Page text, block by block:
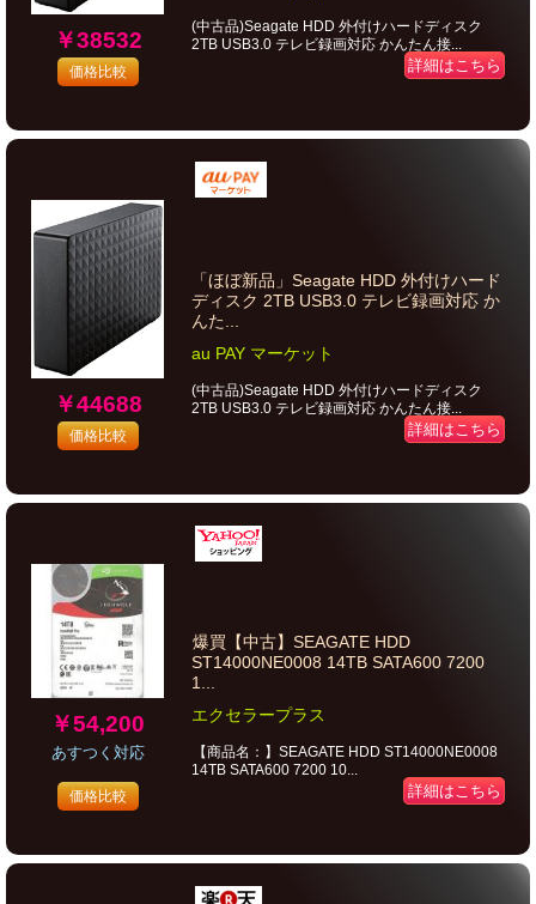
￥38532
価格比較
(中古品)Seagate HDD 外付けハードディスク
2TB USB3.0 テレビ録画対応 かんたん接...
詳細はこちら
￥44688
価格比較
「ほぼ新品」Seagate HDD 外付けハード
ディスク 2TB USB3.0 テレビ録画対応 か
んた...
au PAY マーケット
(中古品)Seagate HDD 外付けハードディスク
2TB USB3.0 テレビ録画対応 かんたん接...
詳細はこちら
￥54,200
あすつく対応
価格比較
爆買【中古】SEAGATE HDD
ST14000NE0008 14TB SATA600 7200
1...
エクセラープラス
【商品名：】SEAGATE HDD ST14000NE0008
14TB SATA600 7200 10...
詳細はこちら